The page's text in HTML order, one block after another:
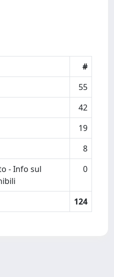
#
55
42
19
8
- Info sul
0
124